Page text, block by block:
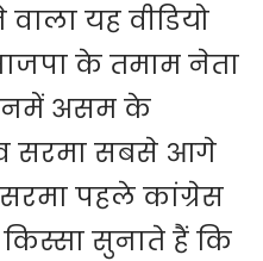
यह वीडियो
के तमाम नेता
असम के
सरमा सबसे आगे
पहले कांग्रेस
सुनाते हैं कि